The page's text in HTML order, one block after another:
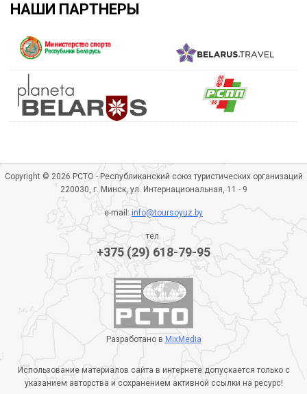
НАШИ ПАРТНЕРЫ
Copyright © 2026 РСТО - Республиканский союз туристических организаций
220030, г. Минск, ул. Интернациональная, 11 - 9
e-mail:info@toursoyuz.by
тел.
+375 (29) 618-79-95
Разработано в MixMedia
Использование материалов сайта в интернете допускается только с
указанием авторства и сохранением активной ссылки на ресурс!